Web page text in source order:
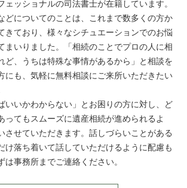
ェッショナルの司法書士が在籍しています。
どについてのことは、これまで数多くの方か
きており、様々なシチュエーションでのお悩
まいりました。「相続のことでプロの人に相
ど、うちは特殊な事情があるから」と相談を
にも、気軽に無料相談にご来所いただきたい
いいかわからない」とお困りの方に対し、ど
ってもスムーズに遺産相続が進められるよ
させていただきます。話しづらいことがある
け落ち着いて話していただけるように配慮も
事務所までご連絡ください。